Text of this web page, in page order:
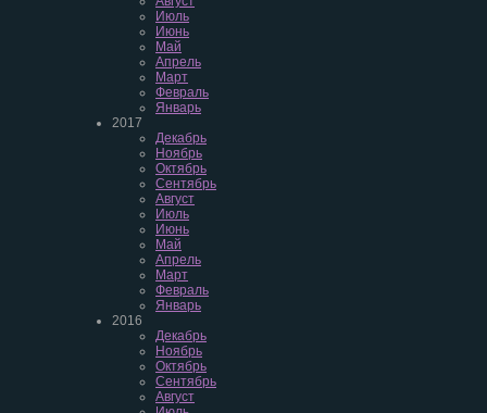
Июль
Июнь
Май
Апрель
Март
Февраль
Январь
2017
Декабрь
Ноябрь
Октябрь
Сентябрь
Август
Июль
Июнь
Май
Апрель
Март
Февраль
Январь
2016
Декабрь
Ноябрь
Октябрь
Сентябрь
Август